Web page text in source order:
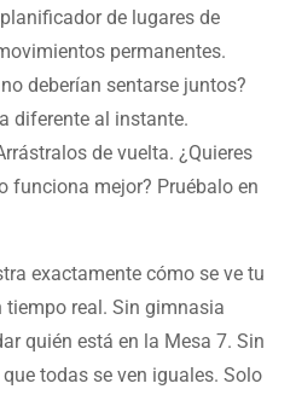
de lugares de
permanentes.
deberían sentarse juntos?
diferente al instante.
de vuelta. ¿Quieres
funciona mejor? Pruébalo en
exactamente cómo se ve tu
real. Sin gimnasia
quién está en la Mesa 7. Sin
todas se ven iguales. Solo